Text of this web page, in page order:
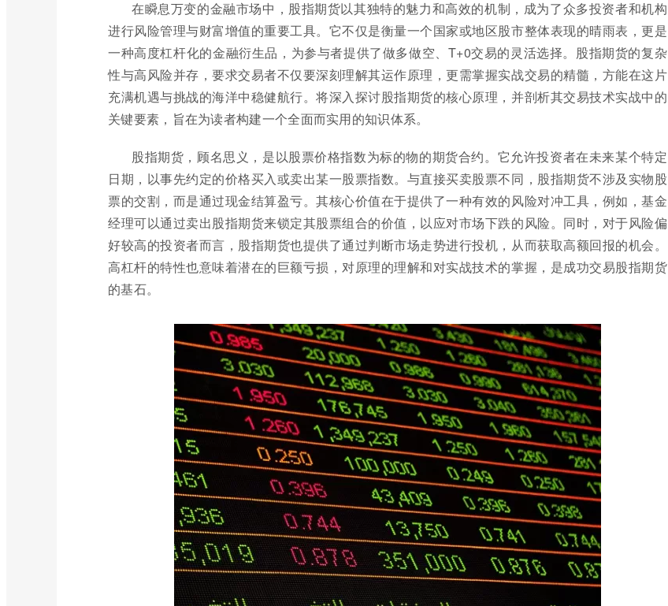
在瞬息万变的金融市场中，股指期货以其独特的魅力和高效的机制，成为了众多投资者和机构
进行风险管理与财富增值的重要工具。它不仅是衡量一个国家或地区股市整体表现的晴雨表，更是
一种高度杠杆化的金融衍生品，为参与者提供了做多做空、T+0交易的灵活选择。股指期货的复杂
性与高风险并存，要求交易者不仅要深刻理解其运作原理，更需掌握实战交易的精髓，方能在这片
充满机遇与挑战的海洋中稳健航行。将深入探讨股指期货的核心原理，并剖析其交易技术实战中的
关键要素，旨在为读者构建一个全面而实用的知识体系。
股指期货，顾名思义，是以股票价格指数为标的物的期货合约。它允许投资者在未来某个特定
日期，以事先约定的价格买入或卖出某一股票指数。与直接买卖股票不同，股指期货不涉及实物股
票的交割，而是通过现金结算盈亏。其核心价值在于提供了一种有效的风险对冲工具，例如，基金
经理可以通过卖出股指期货来锁定其股票组合的价值，以应对市场下跌的风险。同时，对于风险偏
好较高的投资者而言，股指期货也提供了通过判断市场走势进行投机，从而获取高额回报的机会。
高杠杆的特性也意味着潜在的巨额亏损，对原理的理解和对实战技术的掌握，是成功交易股指期货
的基石。